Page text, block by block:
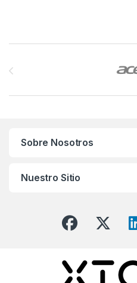
Sobre Nosotros
Nuestro Sitio